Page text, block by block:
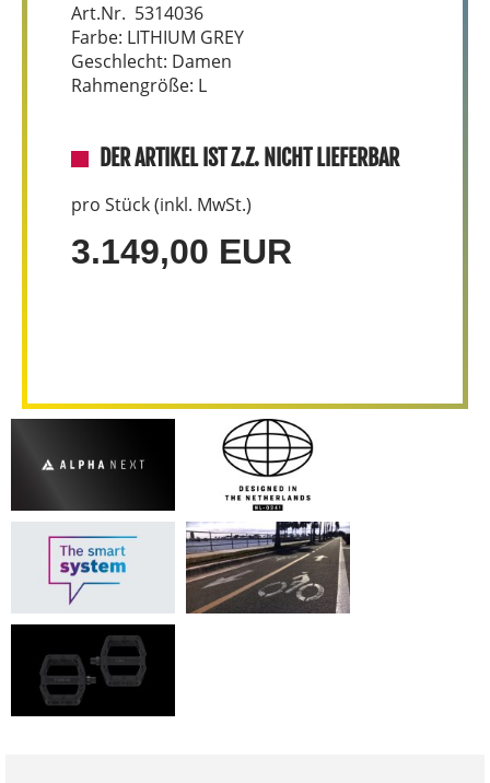
Art.Nr. 5314036
Farbe: LITHIUM GREY
Geschlecht: Damen
Rahmengröße: L
DER ARTIKEL IST Z.Z. NICHT LIEFERBAR
pro Stück (inkl. MwSt.)
3.149,00 EUR